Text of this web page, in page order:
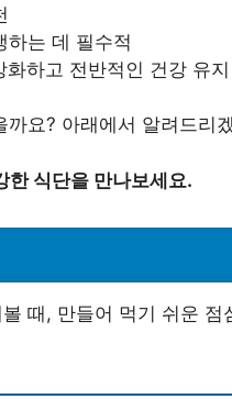
하는 데 필수적
화하고 전반적인 건강 유지
요? 아래에서 알려드리
한 식단을 만나보세요.
때, 만들어 먹기 쉬운